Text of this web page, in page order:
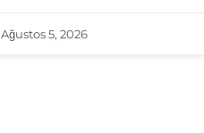
Ağustos 5, 2026